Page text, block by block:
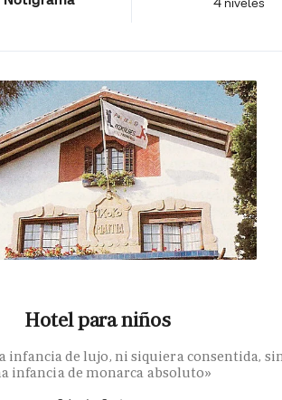
Hotel para niños
infancia de lujo, ni siquiera consentida,
infancia de monarca absoluto»